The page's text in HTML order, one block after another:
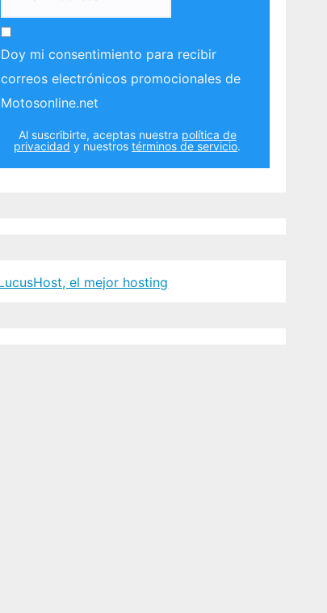
Doy mi consentimiento para recibir
correos electrónicos promocionales de
Motosonline.net
Al suscribirte, aceptas nuestra política de
privacidad y nuestrostérminos de servicio.